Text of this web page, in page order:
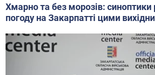
Хмарно та без морозів: синоптики
погоду на Закарпатті цими